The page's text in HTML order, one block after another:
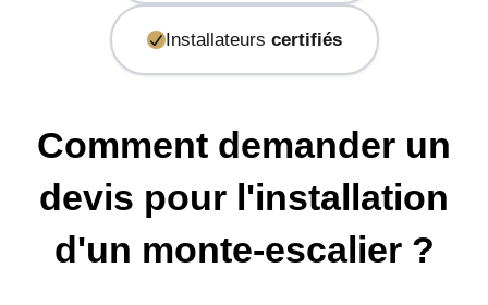
Installateurs certifiés
Comment demander un
devis pour l'installation
d'un monte-escalier ?